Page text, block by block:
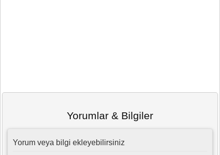
Yorumlar & Bilgiler
Yorum veya bilgi ekleyebilirsiniz